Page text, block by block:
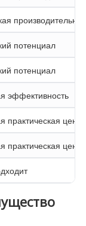
потенциал
потенциал
эффективность
практическая
практическая